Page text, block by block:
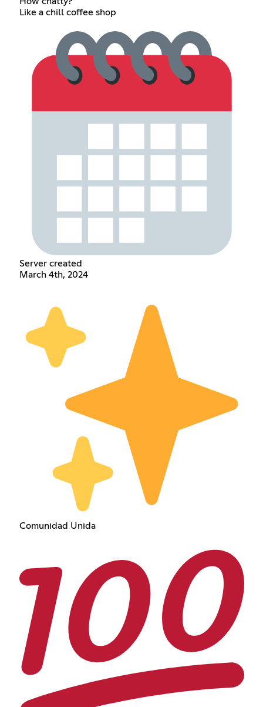
Like a chill coffee shop
Server created
March 4th, 2024
Comunidad Unida